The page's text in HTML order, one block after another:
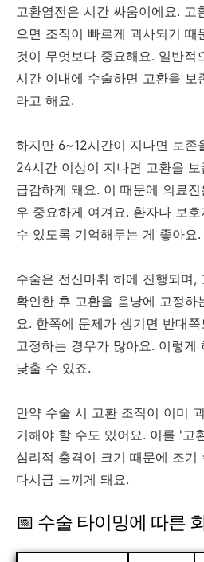
고환염전은 시간 싸움이에요. 고
으면 조직이 빠르게 괴사되기 때
것이 무엇보다 중요해요. 일반적
시간 이내에 수술하면 고환을 보
라고 해요.
하지만 6~12시간이 지나면 보존
24시간 이상이 지나면 고환을
급감하게 돼요. 이 때문에 의료
우 중요하게 여겨요. 환자나 보
수 있도록 기억해두는 게 좋아요.
수술은 전신마취 하에 진행되며,
확인한 후 고환을 음낭에 고정하
요. 한쪽에 문제가 생기면 반대
고정하는 경우가 많아요. 이렇게
낮출 수 있죠.
만약 수술 시 고환 조직이 이미
거해야 할 수도 있어요. 이를 '고
심리적 충격이 크기 때문에 조기
다시금 느끼게 돼요.
📅 수술 타이밍에 따른